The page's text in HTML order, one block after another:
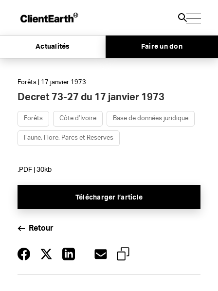
Actualités Faire un don
Forêts | 17 janvier 1973
Decret 73-27 du 17 janvier 1973
Forêts Côte d’Ivoire Base de données juridique
Faune, Flore, Parcs et Reserves
.PDF | 30kb
Télécharger l’article
Retour